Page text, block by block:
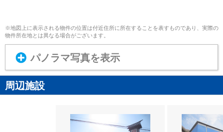
※地図上に表示される物件の位置は付近住所に所在することを表すものであり、実際の
物件所在地とは異なる場合がございます。
パノラマ写真を表示
周辺施設